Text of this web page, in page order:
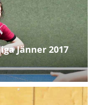
Jänner 2017